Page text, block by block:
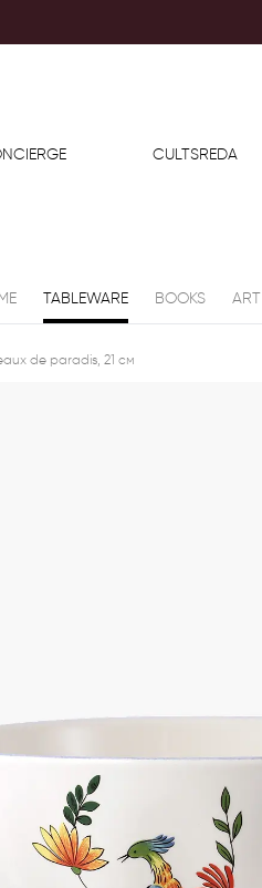
CULTSREDA
TABLEWARE BOOKS ART
de paradis, 21 см